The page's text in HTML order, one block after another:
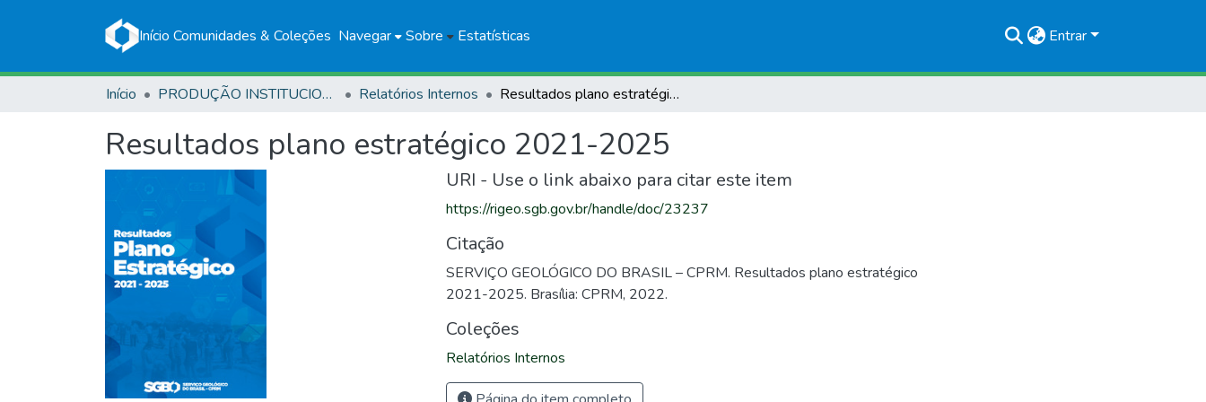
Início Comunidades & Coleções Navegar Sobre Estatísticas Entrar
Início PRODUÇÃO INSTITUCIONAL Relatórios Internos Resultados plano estratégico 2021-2025
Resultados plano estratégico 2021-2025
URI - Use o link abaixo para citar este item
https://rigeo.sgb.gov.br/handle/doc/23237
Citação
SERVIÇO GEOLÓGICO DO BRASIL – CPRM. Resultados plano estratégico
2021-2025. Brasília: CPRM, 2022.
Coleções
Relatórios Internos